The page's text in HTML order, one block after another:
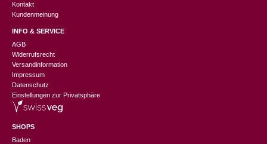
Kontakt
Kundenmeinung
INFO & SERVICE
AGB
Widerrufsrecht
Versandinformation
Impressum
Datenschutz
Einstellungen zur Privatsphäre
SHOPS
Baden